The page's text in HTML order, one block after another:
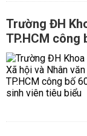
Trường ĐH
TP.HCM công